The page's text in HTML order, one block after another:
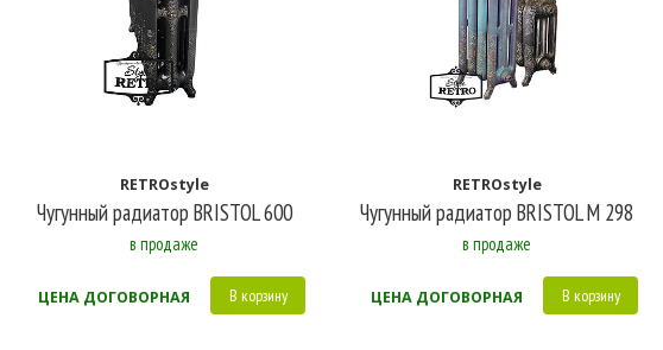
RETROstyle
Чугунный радиатор BRISTOL 600
в продаже
ЦЕНА ДОГОВОРНАЯ В корзину
RETROstyle
Чугунный радиатор BRISTOL M 298
в продаже
ЦЕНА ДОГОВОРНАЯ В корзину